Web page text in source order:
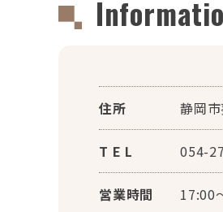
住所 静岡
T E L 054-
営業時間 17:00